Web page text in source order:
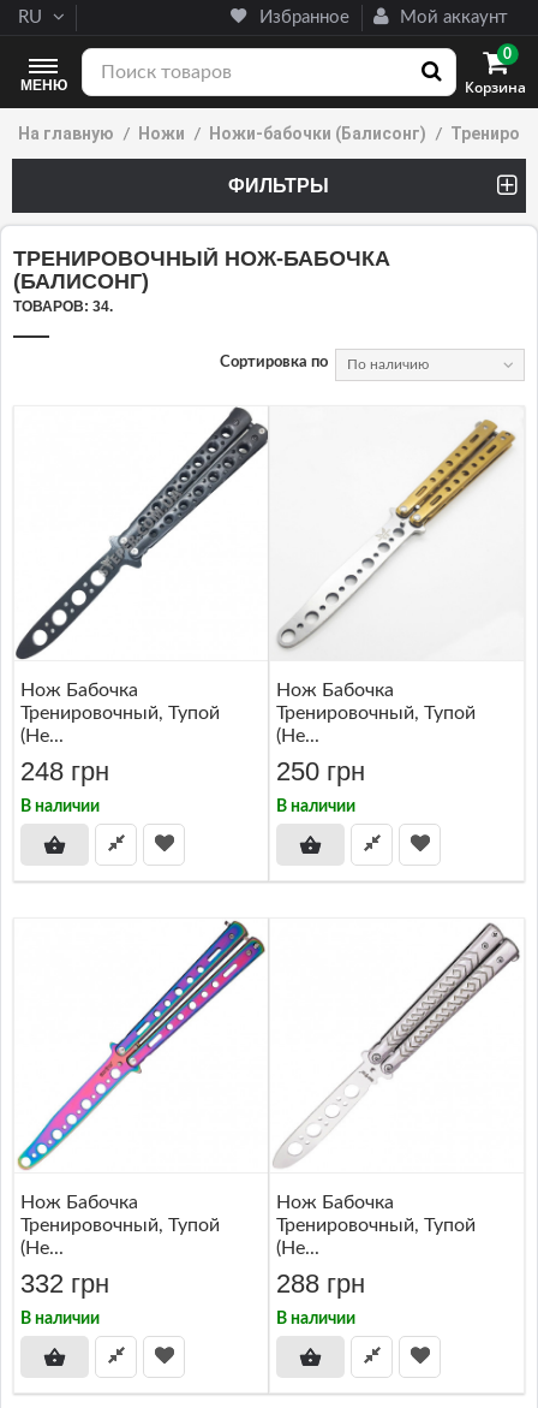
Избранное Мой аккаунт
RU
Корзина
0
МЕНЮ
На главную Ножи Ножи-бабочки (Балисонг)
ФИЛЬТРЫ
ТРЕНИРОВОЧНЫЙ НОЖ-БАБОЧКА
(БАЛИСОНГ)
ТОВАРОВ: 34.
Сортировка по По наличию
Нож Бабочка
Тренировочный, Тупой
(не...
248 грн
В наличии
Нож Бабочка
Тренировочный, Тупой
(не...
250 грн
В наличии
Нож Бабочка
Тренировочный, Тупой
(не...
332 грн
В наличии
Нож Бабочка
Тренировочный, Тупой
(не...
288 грн
В наличии